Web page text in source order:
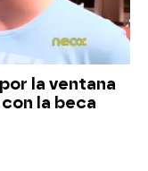
la ventana
la beca